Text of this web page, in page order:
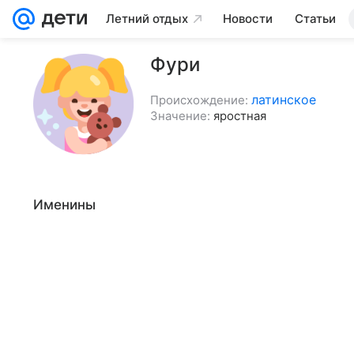
Летний отдых Новости Статьи
Фури
Происхождение: латинское
Значение: яростная
Именины